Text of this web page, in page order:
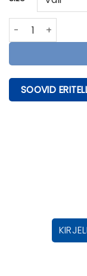
Seinanagi Look
SOOVID